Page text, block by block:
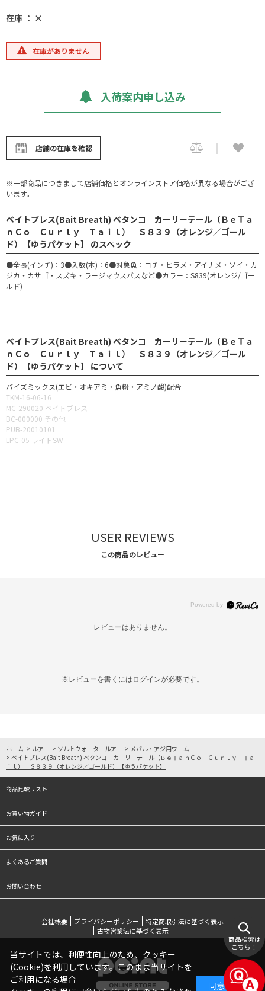
在庫 ： ×
在庫がありません
入荷案内申し込み
店舗の在庫を確認
※一部商品につきまして店舗価格とオンラインストア価格が異なる場合がござ
います。
ベイトブレス(Bait Breath) ベタンコ カーリーテール（ＢｅＴａ
ｎＣｏ Ｃｕｒｌｙ Ｔａｉｌ） Ｓ８３９（オレンジ／ゴール
ド）【ゆうパケット】 のスペック
●全長(インチ)：3●入数(本)：6●対象魚：コチ・ヒラメ・アイナメ・ソイ・カ
ジカ・カサゴ・スズキ・ラージマウスバスなど●カラー：S839(オレンジ/ゴー
ルド)
ベイトブレス(Bait Breath) ベタンコ カーリーテール（ＢｅＴａ
ｎＣｏ Ｃｕｒｌｙ Ｔａｉｌ） Ｓ８３９（オレンジ／ゴール
ド）【ゆうパケット】 について
バイズミックス(エビ・オキアミ・魚粉・アミノ酸)配合
TKM-16-06-16
MC-290020 ベイトブレス
BC-000000 その他
PUB-20010101
LPC-05 ライトSW
USER REVIEWS
この商品のレビュー
レビューはありません。
※レビューを書くには ログインが必要です。
ホーム > ルアー > ソルトウォータールアー > メバル・アジ用ワーム
> ベイトブレス(Bait Breath) ベタンコ カーリーテール（ＢｅＴａｎＣｏ Ｃｕｒｌｙ Ｔａ
ｉｌ） Ｓ８３９（オレンジ／ゴールド）【ゆうパケット】
商品比較リスト
お買い物ガイド
お気に入り
よくあるご質問
お問い合わせ
会社概要 プライバシーポリシー
特定商取引法に基づく表示
古物営業法に基づく表示
商品検索は
こちら！
当サイトでは、利便性向上のため、クッキー
(Cookie)を利用しています。このまま当サイトを
ご利用になる場合
同意する